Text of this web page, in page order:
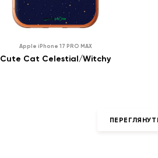
Apple iPhone 17 PRO MAX
Cute Cat Celestial/Witchy
0 ₴
0 ₴
ПОВІДОМИТИ